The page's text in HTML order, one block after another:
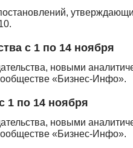
с 1 по 14 ноября
новыми
«Бизнес-Инфо».
1 по 14 ноября
новыми
«Бизнес-Инфо».